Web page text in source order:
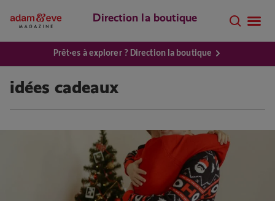
Direction la boutique
Prêt·es à explorer ? Direction la boutique
idées cadeaux